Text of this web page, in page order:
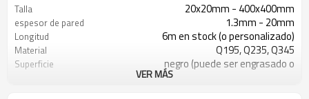
Talla 20x20mm - 400x400mm
espesor de pared 1.3mm - 20mm
Longitud 6m en stock (o personalizado)
Material Q195, Q235, Q345
Superficie
negro (puede ser engrasado o
VER MÁS